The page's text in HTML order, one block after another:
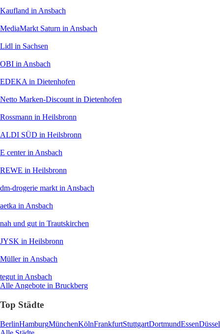
Kaufland in Ansbach
MediaMarkt Saturn in Ansbach
Lidl in Sachsen
OBI in Ansbach
EDEKA in Dietenhofen
Netto Marken-Discount in Dietenhofen
Rossmann in Heilsbronn
ALDI SÜD in Heilsbronn
E centerin Ansbach
REWE in Heilsbronn
dm-drogerie markt in Ansbach
aetka in Ansbach
nah und gut in Trautskirchen
JYSK in Heilsbronn
Müllerin Ansbach
tegut in Ansbach
Alle Angebote in Bruckberg
Top Städte
BerlinHamburgMünchenKölnFrankfurtStuttgartDortmundEssen